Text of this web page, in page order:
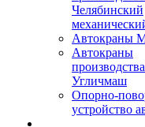
Челябинский
Автокраны
Автокраны
Угличмаш
Опорно-
устройство